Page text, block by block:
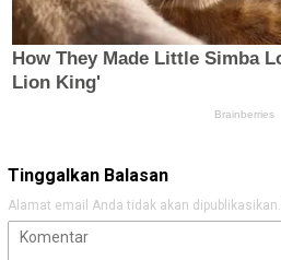
Tinggalkan Balasan
Alamat email Anda tidak akan dipublikasikan.